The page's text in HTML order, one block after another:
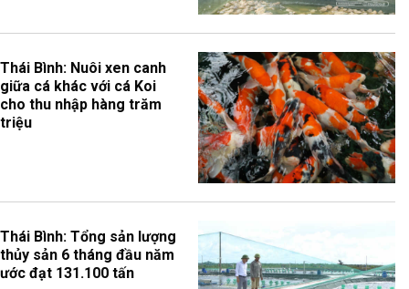
Thái Bình: Nuôi xen canh
giữa cá khác với cá Koi
cho thu nhập hàng trăm
triệu
Thái Bình: Tổng sản lượng
thủy sản 6 tháng đầu năm
ước đạt 131.100 tấn